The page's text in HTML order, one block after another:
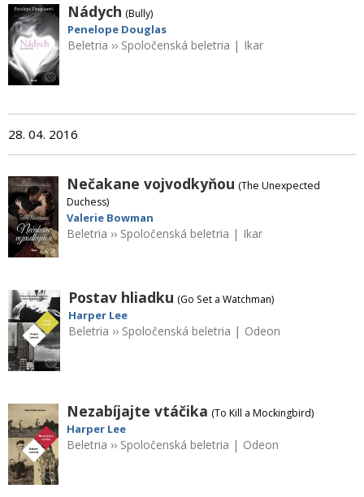
Nádych (Bully)
Penelope Douglas
Beletria ›› Spoločenská beletria | Ikar
28. 04. 2016
Nečakane vojvodkyňou (The Unexpected
Duchess)
Valerie Bowman
Beletria ›› Spoločenská beletria | Ikar
Postav hliadku (Go Set a Watchman)
Harper Lee
Beletria ›› Spoločenská beletria | Odeon
Nezabíjajte vtáčika (To Kill a Mockingbird)
Harper Lee
Beletria ›› Spoločenská beletria | Odeon